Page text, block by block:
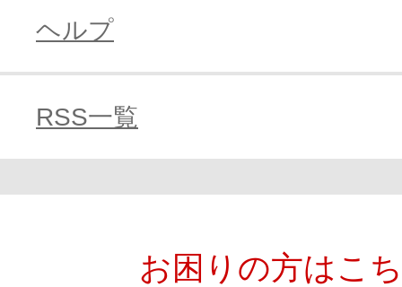
ヘルプ
RSS一覧
お困りの方はこ